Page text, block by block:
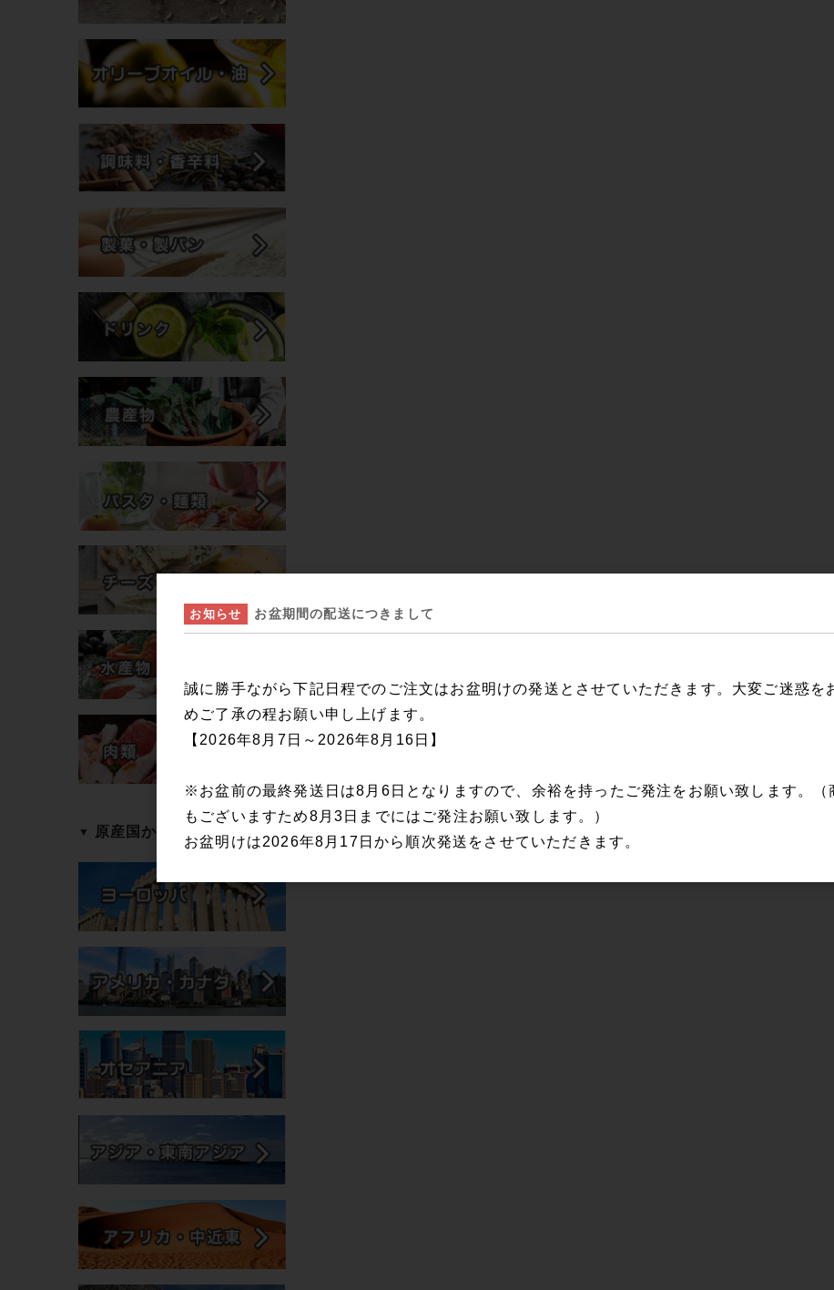
原産国から探す
お知らせ お盆期間の配送につきまして
誠に勝手ながら下記日程でのご注文はお盆明けの発送とさせていただきます。大変ご迷惑を
めご了承の程お願い申し上げます。
【2026年8月7日～2026年8月16日】
※お盆前の最終発送日は8月6日となりますので、余裕を持ったご発注をお願い致します。（
もございますため8月3日までにはご発注お願い致します。）
お盆明けは2026年8月17日から順次発送をさせていただきます。